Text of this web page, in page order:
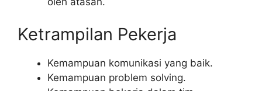
Ketrampilan Pekerja
Kemampuan komunikasi yang baik.
Kemampuan problem solving.